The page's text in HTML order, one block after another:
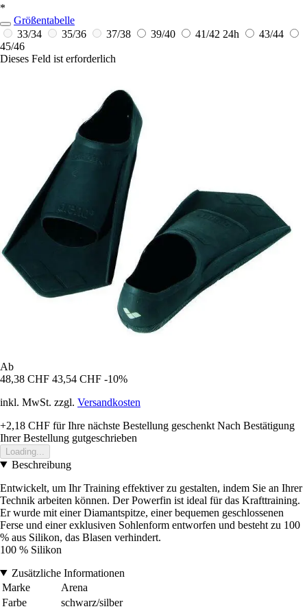
*
Größentabelle
33/34
35/36 37/38 39/40 41/42 24h
43/44
45/46
Dieses Feld ist erforderlich
Ab
48,38 CHF 43,54 CHF -10%
inkl. MwSt. zzgl. Versandkosten
+2,18 CHF für Ihre nächste Bestellung geschenkt Nach Bestätigung
Ihrer Bestellung gutgeschrieben
Loading...
Beschreibung
Entwickelt, um Ihr Training effektiver zu gestalten, indem Sie an Ihrer
Technik arbeiten können. Der Powerfin ist ideal für das Krafttraining.
Er wurde mit einer Diamantspitze, einer bequemen geschlossenen
Ferse und einer exklusiven Sohlenform entworfen und besteht zu 100
% aus Silikon, das Blasen verhindert.
100 % Silikon
Zusätzliche Informationen
Marke
Arena
Farbe
schwarz/silber